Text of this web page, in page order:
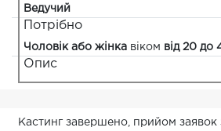
Ведучий
Потрібно
Чоловік або жінка віком від 20 до
Опис
Кастинг завершено, прийом заявок